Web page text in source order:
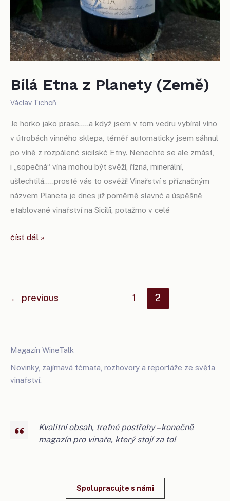
Bílá Etna z Planety (Země)
Václav Tichoň
Je horko jako prase…..a když jsem v tom vedru vybíral víno
v útrobách vinného sklepa, téměř automaticky jsem sáhnul
po víně z rozpálené sicilské Etny. Nenechte se ale zmást,
i „sopečná“ vína mohou být svěží, řízná, minerální,
ušlechtilá..…prostě vás to osvěží! Vinařství s příznačným
názvem Planeta je dnes již poměrně slavné a úspěšně
etablované vinařství na Sicilíi, potažmo v celé
bílá
číst dál »
← previous 1 2
Magazín WineTalk
Novinky, zajímavá témata, rozhovory a reportáže ze světa
vinařství.
Kvalitní obsah, trefné postřehy – konečně
magazín pro vinaře, který stojí za to!
Spolupracujte s námi